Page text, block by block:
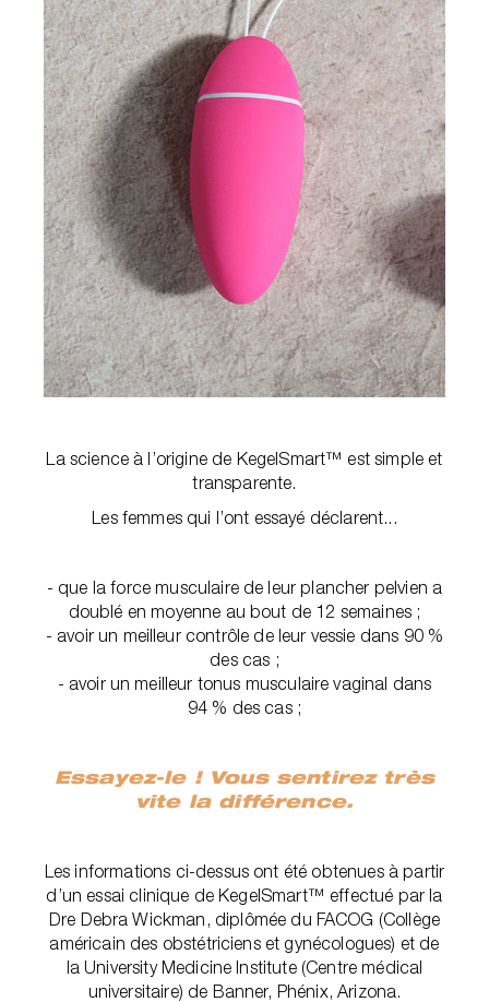
La science à l’origine de KegelSmart™ est simple et
transparente.
Les femmes qui l’ont essayé déclarent...
- que la force musculaire de leur plancher pelvien a
doublé en moyenne au bout de 12 semaines ;
- avoir un meilleur contrôle de leur vessie dans 90 %
des cas ;
- avoir un meilleur tonus musculaire vaginal dans
94 % des cas ;
Essayez-le ! Vous sentirez très
vite la différence.
Les informations ci-dessus ont été obtenues à partir
d’un essai clinique de KegelSmart™ effectué par la
Dre Debra Wickman, diplômée du FACOG (Collège
américain des obstétriciens et gynécologues) et de
la University Medicine Institute (Centre médical
universitaire) de Banner, Phénix, Arizona.‎